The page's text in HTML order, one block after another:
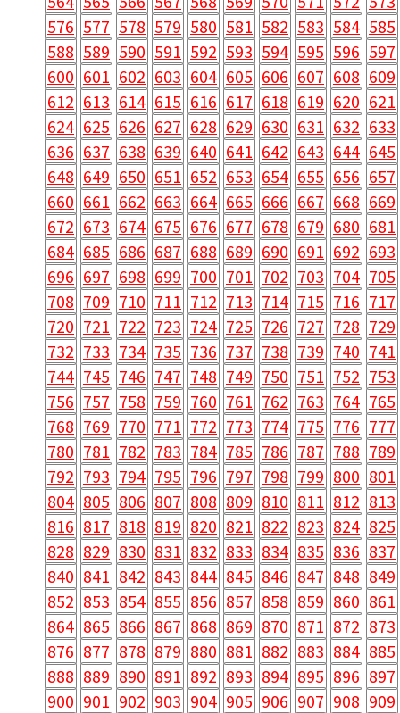
576 577 578 579 580 581 582 583 584 585
588 589 590 591 592 593 594 595 596 597
600 601 602 603 604 605 606 607 608 609
612 613 614 615 616 617 618 619 620 621
624 625 626 627 628 629 630 631 632 633
636 637 638 639 640 641 642 643 644 645
648 649 650 651 652 653 654 655 656 657
660 661 662 663 664 665 666 667 668 669
672 673 674 675 676 677 678 679 680 681
684 685 686 687 688 689 690 691 692 693
696 697 698 699 700 701 702 703 704 705
708 709 710 711 712 713 714 715 716 717
720 721 722 723 724 725 726 727 728 729
732 733 734 735 736 737 738 739 740 741
744 745 746 747 748 749 750 751 752 753
756 757 758 759 760 761 762 763 764 765
768 769 770 771 772 773 774 775 776 777
780 781 782 783 784 785 786 787 788 789
792 793 794 795 796 797 798 799 800 801
804 805 806 807 808 809 810 811 812 813
816 817 818 819 820 821 822 823 824 825
828 829 830 831 832 833 834 835 836 837
840 841 842 843 844 845 846 847 848 849
852 853 854 855 856 857 858 859 860 861
864 865 866 867 868 869 870 871 872 873
876 877 878 879 880 881 882 883 884 885
888 889 890 891 892 893 894 895 896 897
900 901 902 903 904 905 906 907 908 909